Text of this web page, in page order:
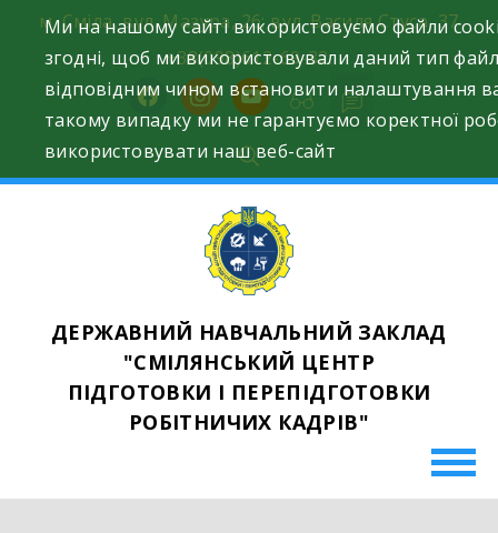
content
м. Сміла, вул. Мазура, 26; вул. Василя Стуса, 37
+38(098)612-69-32.
facebookinstagramyoutube
ДЕРЖАВНИЙ НАВЧАЛЬНИЙ ЗАКЛАД
"СМІЛЯНСЬКИЙ ЦЕНТР
ПІДГОТОВКИ І ПЕРЕПІДГОТОВКИ
РОБІТНИЧИХ КАДРІВ"
Ми на нашому сайті використовуємо файли
згодні, щоб ми використовували даний тип
відповідним чином встановити налаштування
такому випадку ми не гарантуємо коректної
використовувати наш веб-сайт